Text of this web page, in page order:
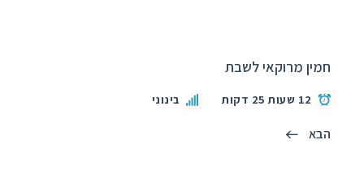
חמין מרוקאי לשבת
12 שעות 25 דקות בינוני
הבא